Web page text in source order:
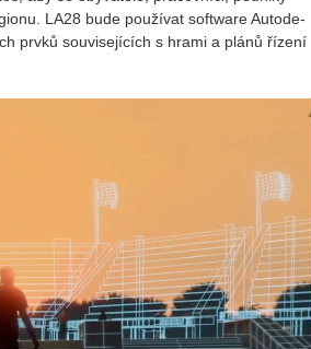
LA28 bude po­u­ží­vat soft­ware Au­to­de­
prvků sou­vi­se­jí­cích s hrami a plánů ří­ze­ní